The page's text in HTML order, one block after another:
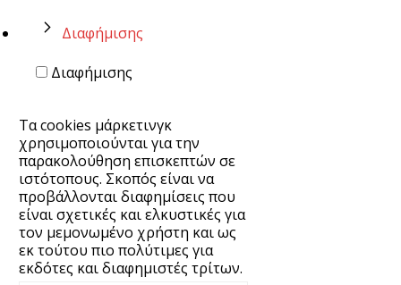
Διαφήμισης
Διαφήμισης
Τα cookies μάρκετινγκ
χρησιμοποιούνται για την
παρακολούθηση επισκεπτών σε
ιστότοπους. Σκοπός είναι να
προβάλλονται διαφημίσεις που
είναι σχετικές και ελκυστικές για
τον μεμονωμένο χρήστη και ως
εκ τούτου πιο πολύτιμες για
εκδότες και διαφημιστές τρίτων.